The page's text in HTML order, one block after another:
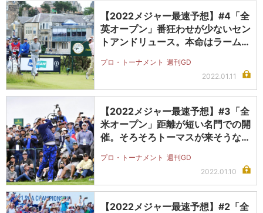
【2022メジャー最速予想】#4「全
英オープン」番狂わせが少ないセン
トアンドリュース。本命はラーム。
プロ・トーナメント 週刊GD
2022.01.11
【2022メジャー最速予想】#3「全
米オープン」距離が短い名門での開
催。そろそろトーマスが来そうな
プロ・トーナメント 週刊GD
2022.01.10
【2022メジャー最速予想】#2「全